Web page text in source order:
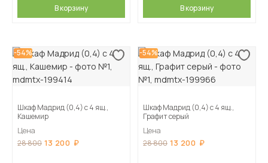
В корзину В корзину
-54%
Шкаф Мадрид (0,4) с 4 ящ.,
Кашемир
Цена
28 800 13 200
-54%
Шкаф Мадрид (0,4) с 4 ящ.,
Графит серый
Цена
28 800 13 200